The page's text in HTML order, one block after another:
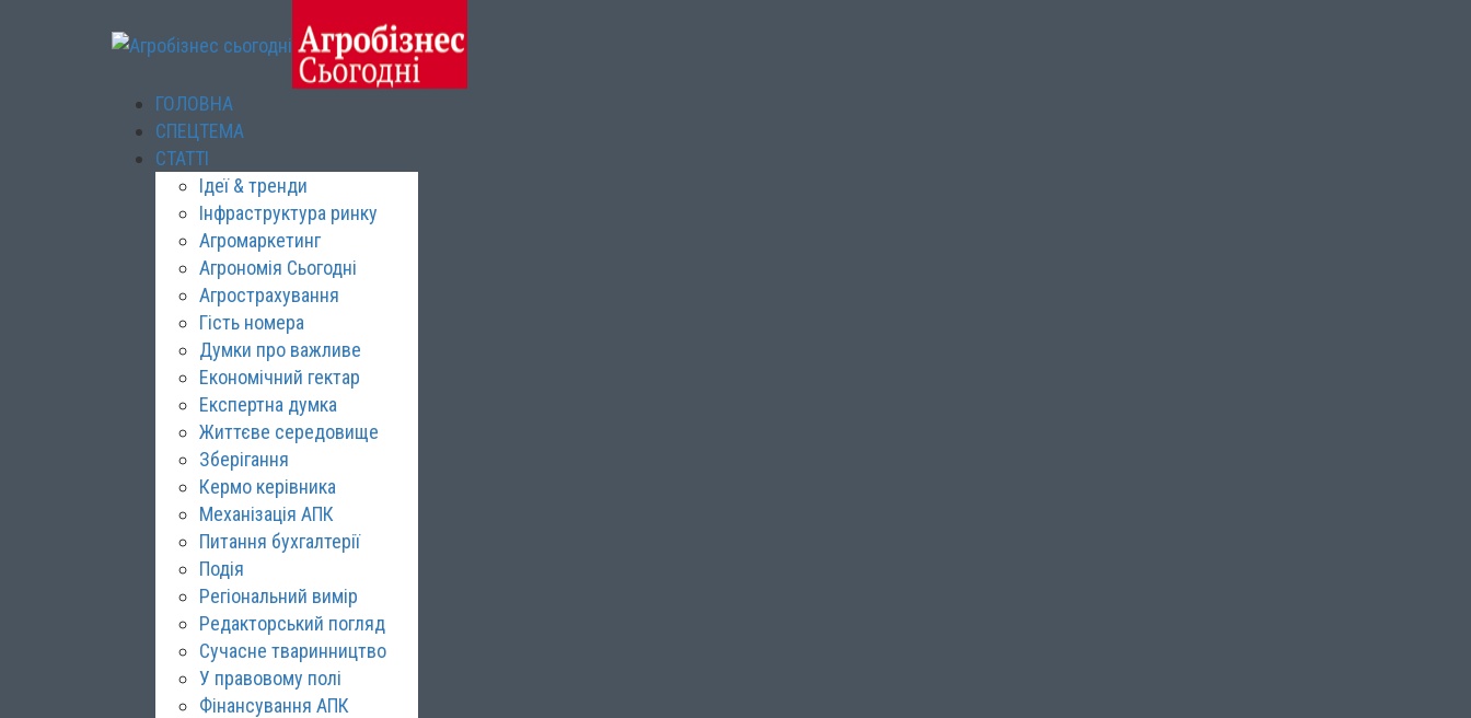
ГОЛОВНА
СПЕЦТЕМА
СТАТТІ
Ідеї & тренди
Інфраструктура ринку
Агромаркетинг
Агрономія Сьогодні
Агрострахування
Гість номера
Думки про важливе
Економічний гектар
Експертна думка
Життєве середовище
Зберігання
Кермо керівника
Механізація АПК
Питання бухгалтерії
Подія
Регіональний вимір
Редакторський погляд
Сучасне тваринництво
У правовому полі
Фінансування АПК